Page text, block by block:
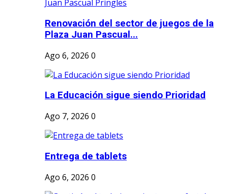
Renovación del sector de juegos de la
Plaza Juan Pascual...
Ago 6, 2026 0
La Educación sigue siendo Prioridad
Ago 7, 2026 0
Entrega de tablets
Ago 6, 2026 0